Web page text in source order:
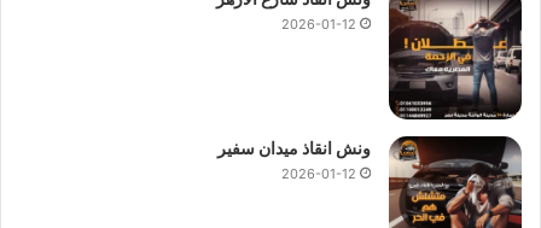
2026-01-12
ونش انقاذ ميدان سفير
2026-01-12